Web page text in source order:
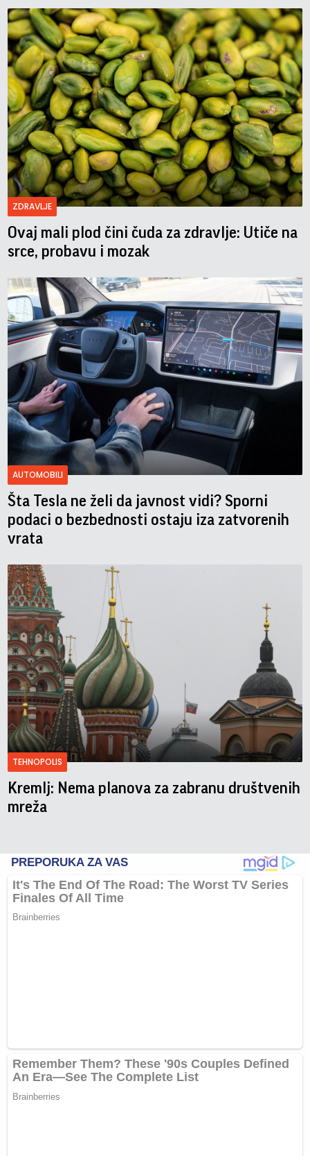
ZDRAVLJE
Ovaj mali plod čini čuda za zdravlje: Utiče na
srce, probavu i mozak
AUTOMOBILI
Šta Tesla ne želi da javnost vidi? Sporni
podaci o bezbednosti ostaju iza zatvorenih
vrata
TEHNOPOLIS
Kremlj: Nema planova za zabranu društvenih
mreža